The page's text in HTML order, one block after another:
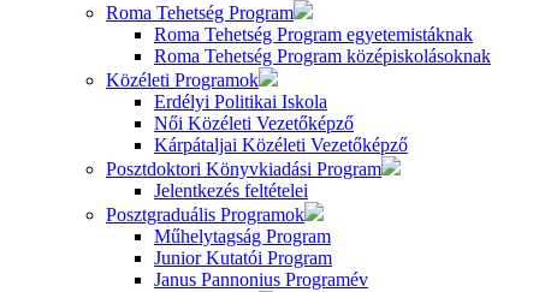
Roma Tehetség Program
Roma Tehetség Program egyetemistáknak
Roma Tehetség Program középiskolásoknak
Közéleti Programok
Erdélyi Politikai Iskola
Női Közéleti Vezetőképző
Kárpátaljai Közéleti Vezetőképző
Posztdoktori Könyvkiadási Program
Jelentkezés feltételei
Posztgraduális Programok
Műhelytagság Program
Junior Kutatói Program
Janus Pannonius Programév